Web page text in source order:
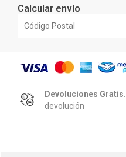
Calcular envío
Devoluciones Gratis.
devolución